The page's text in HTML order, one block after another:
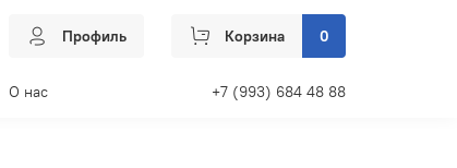
Профиль Корзина 0
О нас +7 (993) 684 48 88